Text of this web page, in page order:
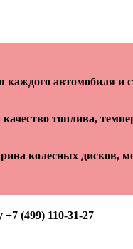
автомобиля и
топлива,
колесных дисков,
(499) 110-31-27